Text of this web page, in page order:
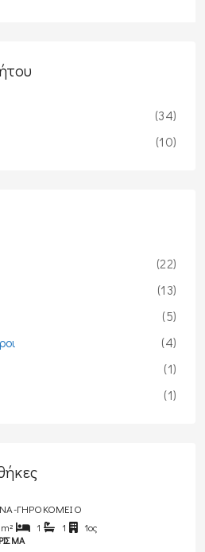
(34)
(10)
(22)
(13)
(5)
(4)
(1)
(1)
ΓΗΡΟΚΟΜΕΙΟ
m² 1 1
1ος